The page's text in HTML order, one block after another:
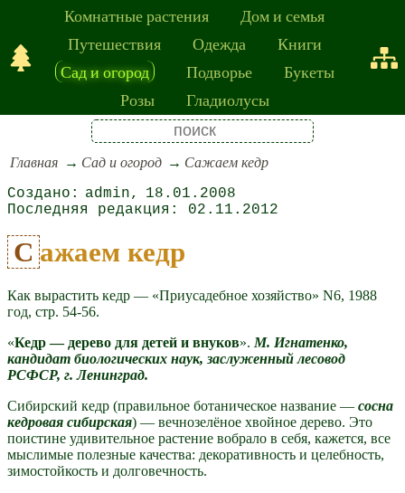
Комнатные растения
Дом и семья
Путешествия
Одежда
Книги
Сад и огород
Подворье
Букеты
Розы
Гладиолусы
Главная Сад и огород Сажаем кедр
admin
18.01.2008
02.11.2012
Сажаем кедр
Как вырастить кедр — «Приусадебное хозяйство» N6, 1988
год, стр. 54-56.
«Кедр — дерево для детей и внуков». М. Игнатенко,
кандидат биологических наук, заслуженный лесовод
РСФСР, г. Ленинград.
Сибирский кедр (правильное ботаническое название — сосна
кедровая сибирская) — вечнозелёное хвойное дерево. Это
поистине удивительное растение вобрало в себя, кажется, все
мыслимые полезные качества: декоративность и целебность,
зимостойкость и долговечность.